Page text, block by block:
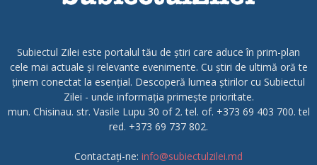
Subiectul Zilei este portalul tău de știri care aduce în prim-plan
cele mai actuale și relevante evenimente. Cu știri de ultimă oră te
ținem conectat la esențial. Descoperă lumea știrilor cu Subiectul
Zilei - unde informația primește prioritate.
mun. Chisinau. str. Vasile Lupu 30 of 2. tel. of. +373 69 403 700. tel
red. +373 69 737 802.
Contactați-ne: info@subiectulzilei.md